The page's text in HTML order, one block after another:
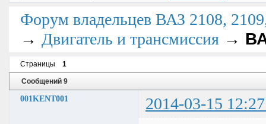
Форум владельцев ВАЗ 2108,
→ Двигатель и трансмиссия →
Страницы 1
Сообщений 9
001KENT001 2014-03-15